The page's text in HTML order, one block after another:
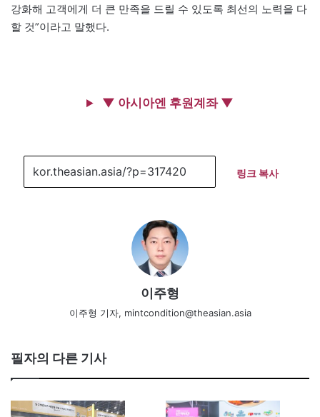
강화해 고객에게 더 큰 만족을 드릴 수 있도록 최선의 노력을 다
할 것”이라고 말했다.
▼ 아시아엔 후원계좌 ▼
링크 복사
이주형
이주형 기자, mintcondition@theasian.asia
필자의 다른 기사